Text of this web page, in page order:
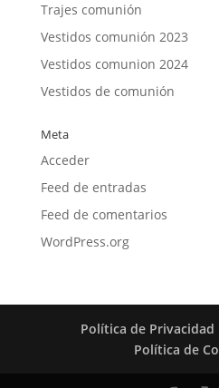
Trajes comunión
Vestidos comunión 2023
Vestidos comunion 2024
Vestidos de comunión
Meta
Acceder
Feed de entradas
Feed de comentarios
WordPress.org
Política de Privacidad
Política de